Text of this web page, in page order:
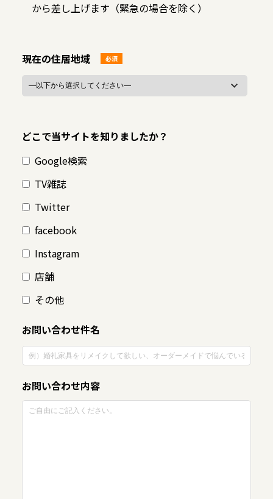
から差し上げます（緊急の場合を除く）
現在の住居地域 必須
どこで当サイトを知りましたか？
Google検索
TV雑誌
Twitter
facebook
Instagram
店舗
その他
お問い合わせ件名
お問い合わせ内容